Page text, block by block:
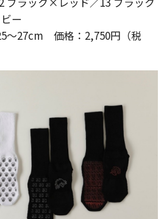
ー
～27cm 価格：2,750円（税